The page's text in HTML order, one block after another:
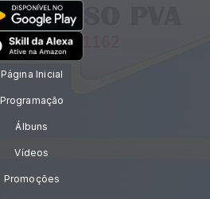
Página Inicial
Programação
Álbuns
Vídeos
Promoções